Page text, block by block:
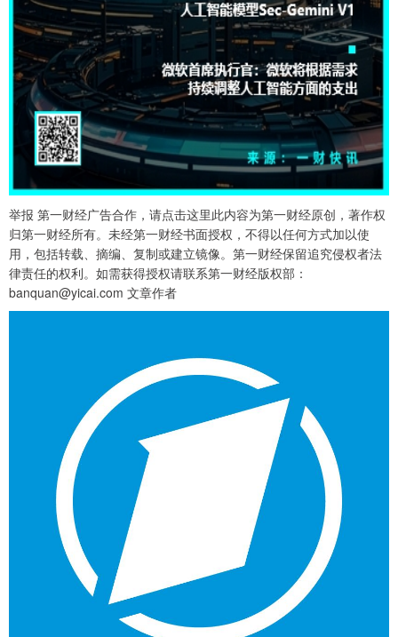
举报 第一财经广告合作，请点击这里此内容为第一财经原创，著作权
归第一财经所有。未经第一财经书面授权，不得以任何方式加以使
用，包括转载、摘编、复制或建立镜像。第一财经保留追究侵权者法
律责任的权利。如需获得授权请联系第一财经版权部：
banquan@yicai.com 文章作者